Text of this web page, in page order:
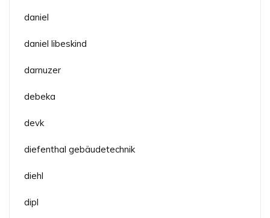
daniel
daniel libeskind
darnuzer
debeka
devk
diefenthal gebäudetechnik
diehl
dipl